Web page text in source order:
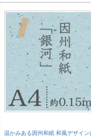
温かみある因州和紙 和風デザイン